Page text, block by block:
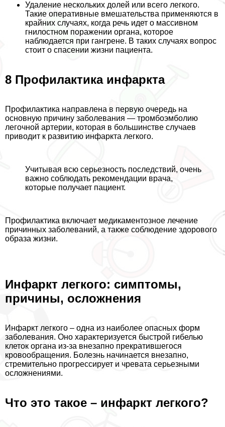
Удаление нескольких долей или всего легкого.
Такие оперативные вмешательства применяются в
крайних случаях, когда речь идет о массивном
гнилостном поражении органа, которое
наблюдается при гангрене. В таких случаях вопрос
стоит о спасении жизни пациента.
8 Профилактика инфаркта
Профилактика направлена в первую очередь на
основную причину заболевания — тромбоэмболию
легочной артерии, которая в большинстве случаев
приводит к развитию инфаркта легкого.
Учитывая всю серьезность последствий, очень
важно соблюдать рекомендации врача,
которые получает пациент.
Профилактика включает медикаментозное лечение
причинных заболеваний, а также соблюдение здорового
образа жизни.
Инфаркт легкого: симптомы,
причины, осложнения
Инфаркт легкого – одна из наиболее опасных форм
заболевания. Оно хаpaктеризуется быстрой гибелью
клеток органа из-за внезапно прекратившегося
кровообращения. Болезнь начинается внезапно,
стремительно прогрессирует и чревата серьезными
осложнениями.
Что это такое – инфаркт легкого?